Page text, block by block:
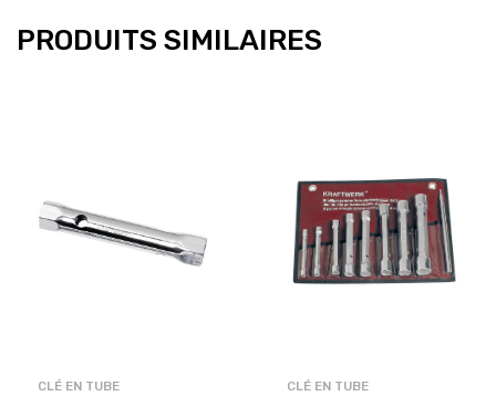
PRODUITS SIMILAIRES
CLÉ EN TUBE CLÉ EN TUBE